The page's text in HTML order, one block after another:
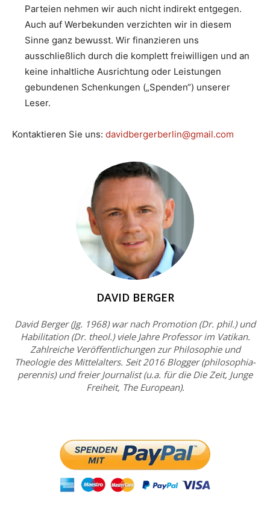
Parteien nehmen wir auch nicht indirekt entgegen.
Auch auf Werbekunden verzichten wir in diesem
Sinne ganz bewusst. Wir finanzieren uns
ausschließlich durch die komplett freiwilligen und an
keine inhaltliche Ausrichtung oder Leistungen
gebundenen Schenkungen („Spenden“) unserer
Leser.
Kontaktieren Sie uns: davidbergerberlin@gmail.com
DAVID BERGER
David Berger (Jg. 1968) war nach Promotion (Dr. phil.) und
Habilitation (Dr. theol.) viele Jahre Professor im Vatikan.
Zahlreiche Veröffentlichungen zur Philosophie und
Theologie des Mittelalters. Seit 2016 Blogger (philosophia-
perennis) und freier Journalist (u.a. für die Die Zeit, Junge
Freiheit, The European).